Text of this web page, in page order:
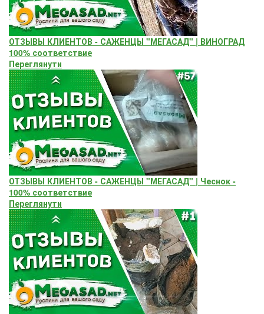
ОТЗЫВЫ КЛИЕНТОВ - САЖЕНЦЫ "МЕГАСАД" | ВИНОГРАД
100% соответствие
Переглянути
ОТЗЫВЫ КЛИЕНТОВ - САЖЕНЦЫ "МЕГАСАД" | Чеснок -
100% соответствие
Переглянути